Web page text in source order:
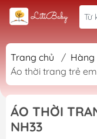
Trang chủ / Hàng
Áo thời trang trẻ
ÁO THỜI
NH33